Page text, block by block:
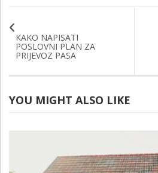
KAKO NAPISATI
POSLOVNI PLAN ZA
PRIJEVOZ PASA
YOU MIGHT ALSO LIKE